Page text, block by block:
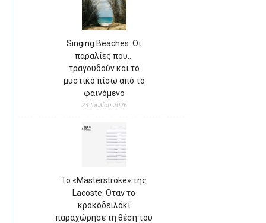
Singing Beaches: Οι
παραλίες που…
τραγουδούν και το
μυστικό πίσω από το
φαινόμενο
23 Ιουλίου 2026
Το «Masterstroke» της
Lacoste: Όταν το
κροκοδειλάκι
παραχώρησε τη θέση του